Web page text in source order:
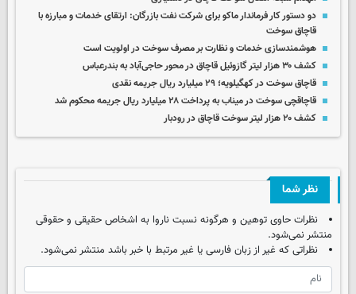
دو دستور کار فرماندار ماکو برای شرکت نفت بازرگان: ارتقای خدمات و مبارزه با
قاچاق سوخت
هوشمندسازی خدمات و نظارت بر مصرف سوخت در اولویت است
کشف ۳۰ هزار لیتر گازوئیل قاچاق در محور حاجی‌آباد به بندرعباس
قاچاق سوخت در کهگیلویه؛ ۲۹ میلیارد ریال جریمه نقدی
قاچاقچی سوخت در میناب به پرداخت ۲۸ میلیارد ریال جریمه محکوم شد
کشف ۲۰ هزار لیتر سوخت قاچاق در رودبار
نظر شما
نظرات حاوی توهین و هرگونه نسبت ناروا به اشخاص حقیقی و حقوقی
منتشر نمی‌شود.
نظراتی که غیر از زبان فارسی یا غیر مرتبط با خبر باشد منتشر نمی‌شود.